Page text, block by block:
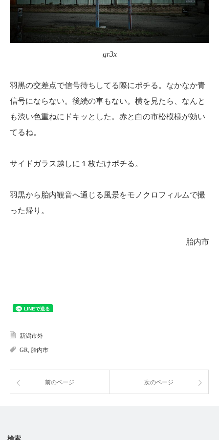
gr3x
羽黒の交差点で信号待ちしてる際にポチる。なかなか青
信号にならない。後続の車もない。横を見たら、なんと
も渋い色重ねにドキッとした。赤と白の市松模様が効い
てるね。
サイドガラス越しに１枚だけポチる。
羽黒から胎内観音へ通じる風景をモノクロフィルムで撮
った帰り。
胎内市
新潟市外
GR, 胎内市
前のページ 次のページ